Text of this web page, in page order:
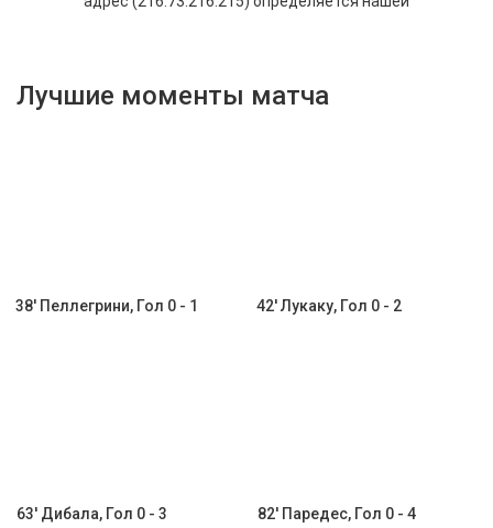
Лучшие моменты матча
38' Пеллегрини, Гол 0 - 1 42' Лукаку, Гол 0 - 2
63' Дибала, Гол 0 - 3 82' Паредес, Гол 0 - 4